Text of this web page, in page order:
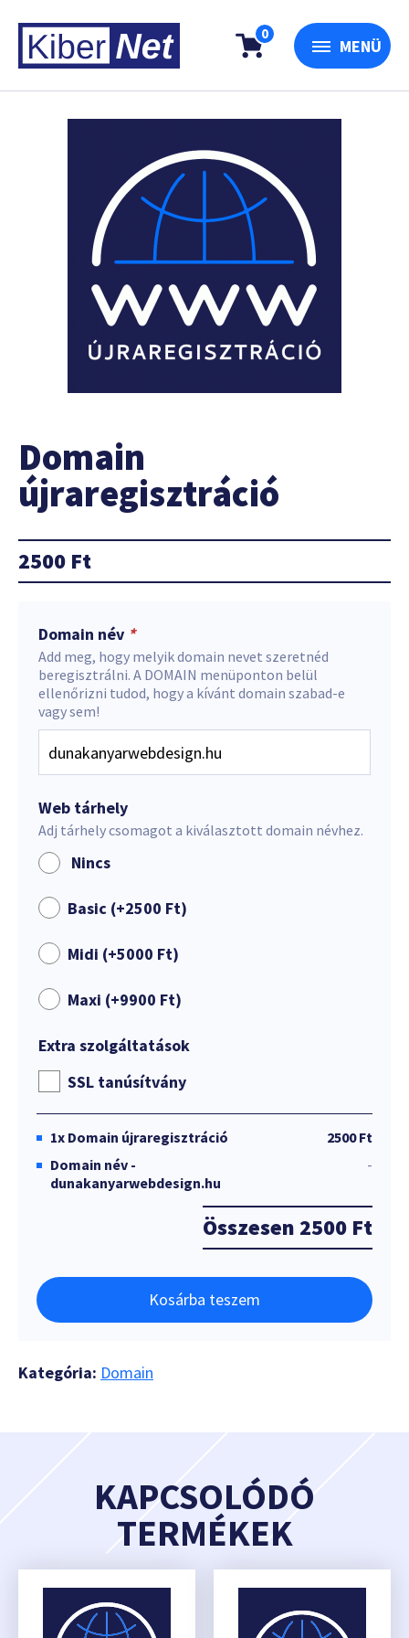
0
MENÜ
Domain
újraregisztráció
2500 Ft
Domain név *
Add meg, hogy melyik domain nevet szeretnéd
beregisztrálni. A DOMAIN menüponton belül
ellenőrizni tudod, hogy a kívánt domain szabad-e
vagy sem!
Web tárhely
Adj tárhely csomagot a kiválasztott domain névhez.
Nincs
Basic (+2500 Ft)
Midi (+5000 Ft)
Maxi (+9900 Ft)
Extra szolgáltatások
SSL tanúsítvány
1x Domain újraregisztráció
2500 Ft
Domain név -
dunakanyarwebdesign.hu
-
Összesen 2500 Ft
Kosárba teszem
Kategória: Domain
KAPCSOLÓDÓ
TERMÉKEK